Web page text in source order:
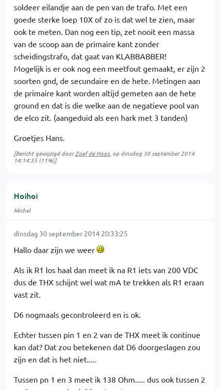
soldeer eilandje aan de pen van de trafo. Met een
goede sterke loep 10X of zo is dat wel te zien, maar
ook te meten. Dan nog een tip, zet nooit een massa
van de scoop aan de primaire kant zonder
scheidingstrafo, dat gaat van KLABBABBER!
Mogelijk is er ook nog een meetfout gemaakt, er zijn 2
soorten gnd, de secundaire en de hete. Metingen aan
de primaire kant worden altijd gemeten aan de hete
ground en dat is die welke aan de negatieve pool van
de elco zit. (aangeduid als een hark met 3 tanden)
Groetjes Hans.
[Bericht gewijzigd doorZoef de Haas. op dinsdag 30 september 2014
14:14:35(11%)]
Hoihoi
Michel
dinsdag 30 september 2014 20:33:25
Hallo daar zijn we weer
Als ik R1 los haal dan meet ik na R1 iets van 200 VDC
dus de THX schijnt wel wat mA te trekken als R1 eraan
vast zit.
D6 nogmaals gecontroleerd en is ok.
Echter tussen pin 1 en 2 van de THX meet ik continue
kan dat? Dat zou betekenen dat D6 doorgeslagen zou
zijn en dat is het niet.....
Tussen pn 1 en 3 meet ik 138 Ohm..... dus ook tussen 2